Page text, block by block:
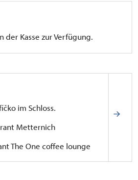
der Kasse zur Verfügung.
im Schloss.
Metternich
The One coffee lounge